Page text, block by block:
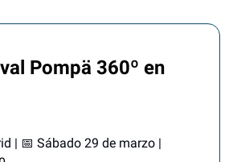
Pompä 360º en
| 📅 Sábado 29 de marzo |